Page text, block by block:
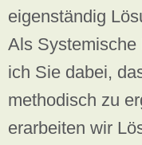
eigenständig
Als Systemische
ich Sie dabei,
methodisch zu
erarbeiten wir